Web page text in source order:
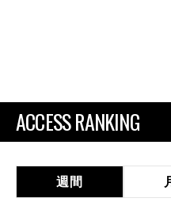
ACCESS RANKING
週間